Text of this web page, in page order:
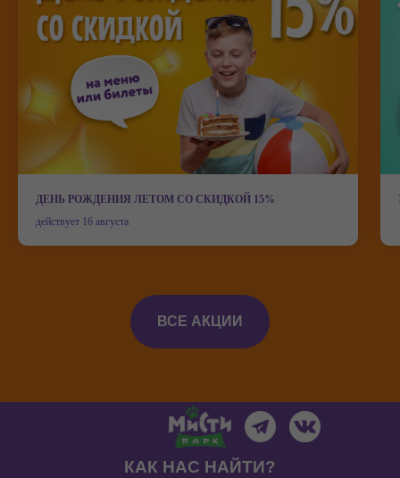
ДЕНЬ РОЖДЕНИЯ ЛЕТОМ СО СКИДКОЙ 15%
действует 16 августа
ВСЕ АКЦИИ
КАК НАС НАЙТИ?